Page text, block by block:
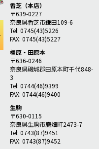
香芝（本店）
〒639-0227
奈良県香芝市鎌田109-6
Tel: 0745(43)5226
FAX: 0745(43)5227
橿原・田原本
〒636-0246
奈良県磯城郡田原本町千代848-
3
Tel: 0744(46)9399
FAX: 0744(46)9400
生駒
〒630-0115
奈良県生駒市鹿畑町2473-7
Tel: 0743(87)9451
FAX: 0743(87)9452